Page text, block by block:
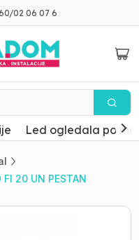
02 06 07 6
Led ogledala po
FI 20 UN PESTAN